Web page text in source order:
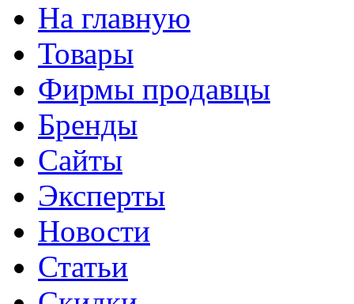
На главную
Товары
Фирмы продавцы
Бренды
Сайты
Эксперты
Новости
Статьи